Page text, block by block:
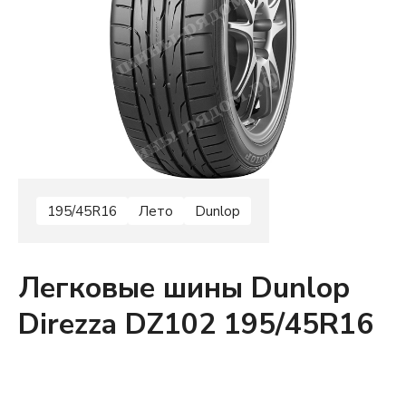
195/45R16 Лето Dunlop
Легковые шины Dunlop
Direzza DZ102 195/45R16